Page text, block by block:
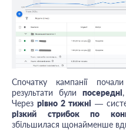
Спочатку кампанії
результати були посередні
Через рівно 2 тижні —
різкий стрибок по
збільшилася щонайменше